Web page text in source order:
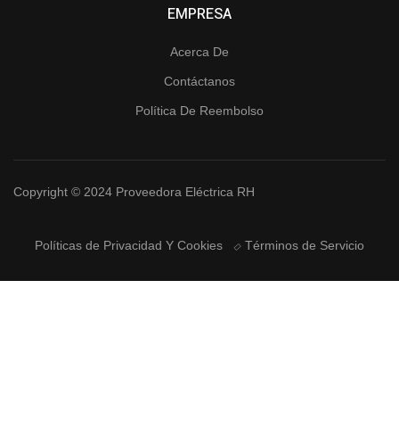
EMPRESA
Acerca De
Contáctanos
Política De Reembolso
Copyright © 2024 Proveedora Eléctrica RH
Políticas de Privacidad Y Cookies Términos de Servicio